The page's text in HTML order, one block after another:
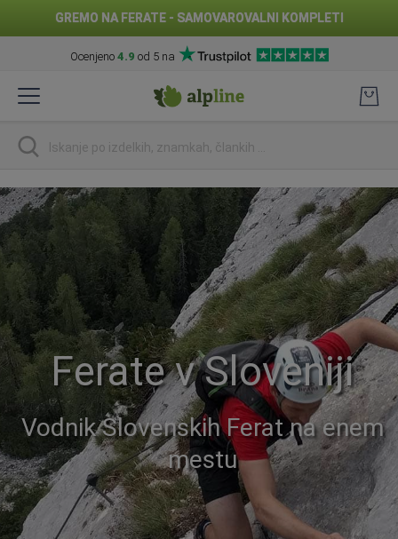
GREMO NA FERATE - SAMOVAROVALNI KOMPLETI
Ocenjeno 4.9 od 5 na
na
Iskanje
Ferate v Sloveniji
Vodnik Slovenskih Ferat na enem
mestu